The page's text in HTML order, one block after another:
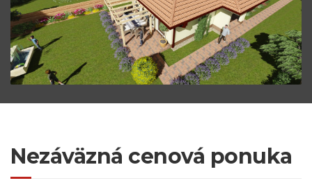
ZVÄČŠIŤ
Nezáväzná cenová ponuka